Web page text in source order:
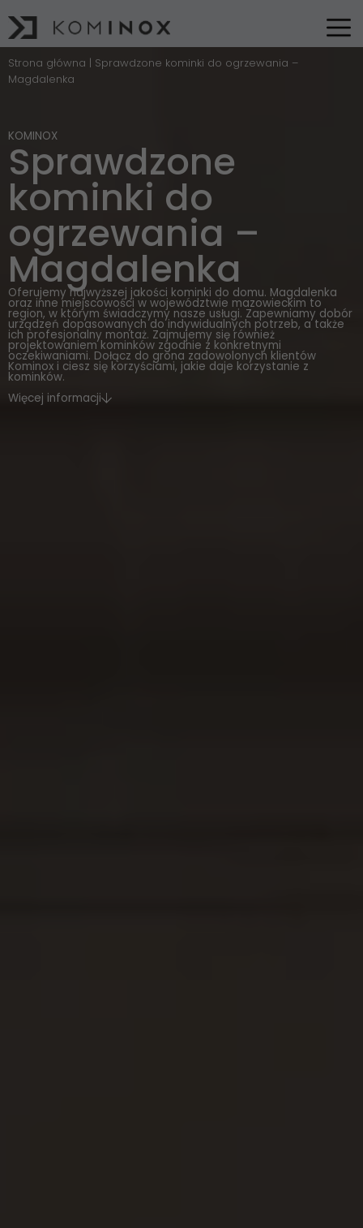
Strona główna | Sprawdzone kominki do ogrzewania –
Magdalenka
KOMINOX
Sprawdzone
kominki do
ogrzewania –
Magdalenka
Oferujemy najwyższej jakości kominki do domu. Magdalenka
oraz inne miejscowości w województwie mazowieckim to
region, w którym świadczymy nasze usługi. Zapewniamy dobór
urządzeń dopasowanych do indywidualnych potrzeb, a także
ich profesjonalny montaż. Zajmujemy się również
projektowaniem kominków zgodnie z konkretnymi
oczekiwaniami. Dołącz do grona zadowolonych klientów
Kominox i ciesz się korzyściami, jakie daje korzystanie z
kominków.
Więcej informacji